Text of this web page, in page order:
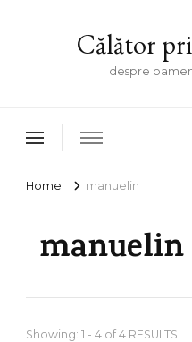
Călător
despre
Home manuelin
manuelin
Showing: 1 - 4 of 4 RESULTS